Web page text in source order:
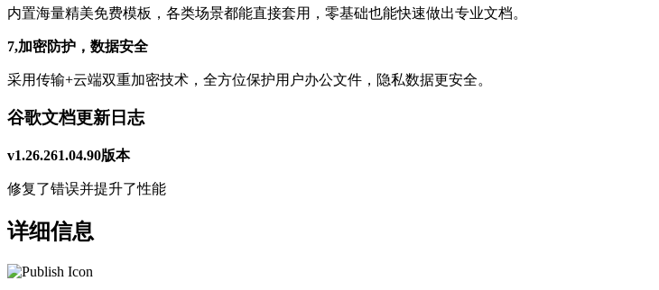
内置海量精美免费模板，各类场景都能直接套用，零基础也能快速做出专业文档。
7,加密防护，数据安全
采用传输+云端双重加密技术，全方位保护用户办公文件，隐私数据更安全。
谷歌文档更新日志
v1.26.261.04.90版本
修复了错误并提升了性能
详细信息